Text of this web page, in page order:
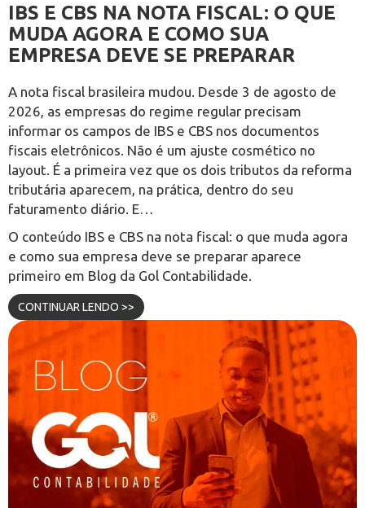
IBS E CBS NA NOTA FISCAL: O QUE
MUDA AGORA E COMO SUA
EMPRESA DEVE SE PREPARAR
A nota fiscal brasileira mudou. Desde 3 de agosto de
2026, as empresas do regime regular precisam
informar os campos de IBS e CBS nos documentos
fiscais eletrônicos. Não é um ajuste cosmético no
layout. É a primeira vez que os dois tributos da reforma
tributária aparecem, na prática, dentro do seu
faturamento diário. E…
O conteúdo IBS e CBS na nota fiscal: o que muda agora
e como sua empresa deve se preparar aparece
primeiro em Blog da Gol Contabilidade
CONTINUAR LENDO >>